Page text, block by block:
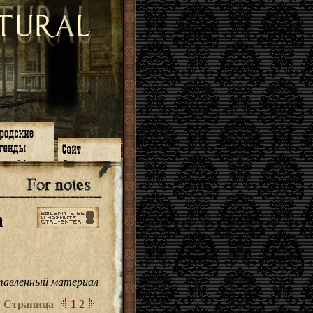
14
13
11
12
9
8
6
О нас
ЧаВо
Поиск
Ссылки
Карта сайта
материал
Страница
1 2